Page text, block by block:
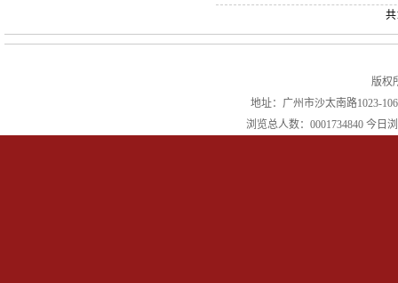
版权
地址：广州市沙太南路1023-
浏览总人数： 0001734840 今日